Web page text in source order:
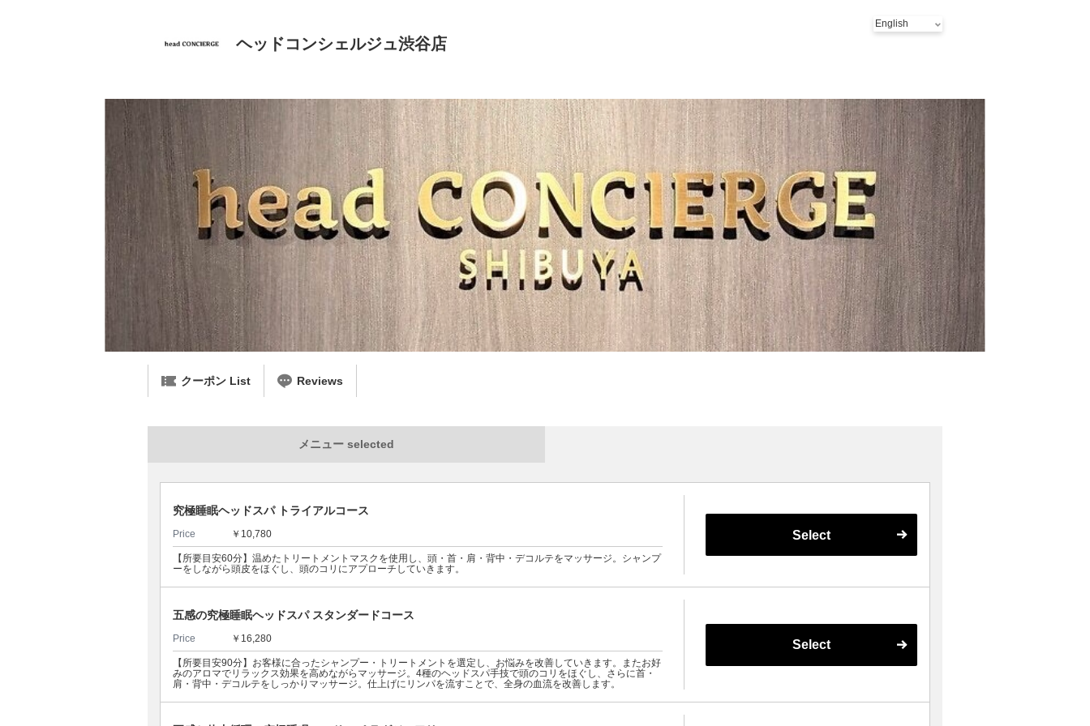
ヘッドコンシェルジュ渋谷店
クーポン List Reviews
メニュー selected
究極睡眠ヘッドスパ トライアルコース
Price ￥10,780
【所要目安60分】温めたトリートメントマスクを使用し、頭・首・肩・背中・デコルテをマッサージ。シャンプ
ーをしながら頭皮をほぐし、頭のコリにアプローチしていきます。
Select
五感の究極睡眠ヘッドスパ スタンダードコース
Price ￥16,280
【所要目安90分】お客様に合ったシャンプー・トリートメントを選定し、お悩みを改善していきます。またお好
みのアロマでリラックス効果を高めながらマッサージ。4種のヘッドスパ手技で頭のコリをほぐし、さらに首・
肩・背中・デコルテをしっかりマッサージ。仕上げにリンパを流すことで、全身の血流を改善します。
Select